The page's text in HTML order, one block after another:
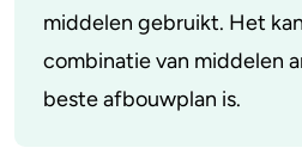
middelen gebruikt. Het
combinatie van middelen
beste afbouwplan is.